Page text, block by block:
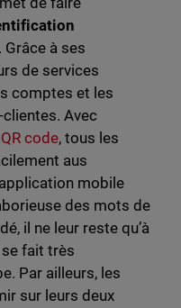
. Grâce à ses
de services
comptes et les
Avec
code, tous les
aus
mobile
des mots de
il ne leur reste qu’à
fait très
Par ailleurs, les
sur leurs deux